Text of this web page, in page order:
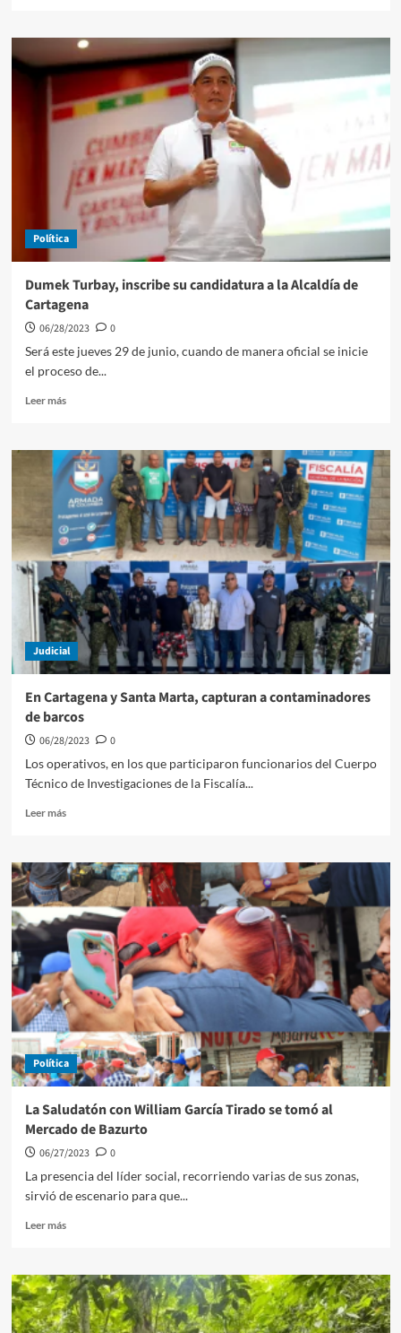
Predios
restituidos
en
y
Sucre,
benefician
con
subsidios
para
mejoramiento
Política
Dumek Turbay, inscribe su candidatura a la Alcaldía de
Cartagena
06/28/2023
0
Será este jueves 29 de junio, cuando de manera oficial se inicie
el proceso de...
Leer másLeer
Dumek
Turbay,
inscribe
su
candidatura
a
la
Alcaldía
de
Cartagena
Judicial
En Cartagena y Santa Marta, capturan a contaminadores
de barcos
06/28/2023
0
Los operativos, en los que participaron funcionarios del Cuerpo
Técnico de Investigaciones de la Fiscalía...
Leer másLeer
En
Cartagena
y
Santa
Marta,
capturan
a
contaminadores
de
barcos
Política
La Saludatón con William García Tirado se tomó al
Mercado de Bazurto
06/27/2023
0
La presencia del líder social, recorriendo varias de sus zonas,
sirvió de escenario para que...
Leer másLeer
La
Saludatón
con
William